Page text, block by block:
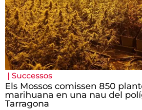
| Successos
Els Mossos comissen 850
marihuana en una nau del
Tarragona